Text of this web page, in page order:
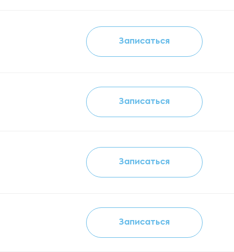
Записаться
Записаться
Записаться
Записаться